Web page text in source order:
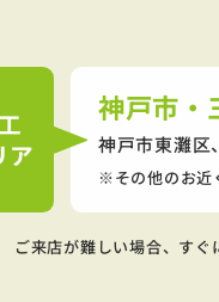
ア
神戸市・
神戸市東灘区
その他のお近
ご来店が難しい場合、す